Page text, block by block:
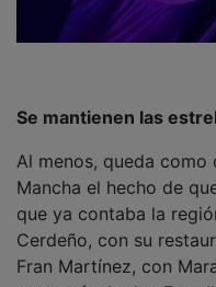
Mancha el hecho de
que ya contaba la
Cerdeño, con su
Fran Martínez, con
categoría de dos